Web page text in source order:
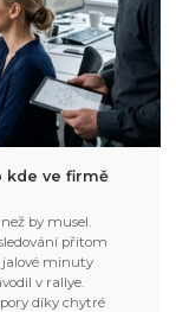
kde ve firmě
by musel.
přitom
jalové minuty
v rallye.
díky chytré